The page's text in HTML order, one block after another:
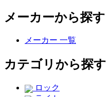
メーカーから探す
メーカー 一覧
カテゴリから探す
ロック